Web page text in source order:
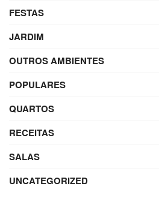
FESTAS
JARDIM
OUTROS AMBIENTES
POPULARES
QUARTOS
RECEITAS
SALAS
UNCATEGORIZED